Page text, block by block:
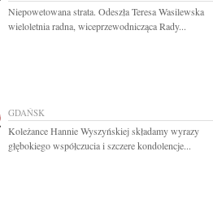
Niepowetowana strata. Odeszła Teresa Wasilewska
wieloletnia radna, wiceprzewodnicząca Rady...
GDAŃSK
Koleżance Hannie Wyszyńskiej składamy wyrazy
głębokiego współczucia i szczere kondolencje...